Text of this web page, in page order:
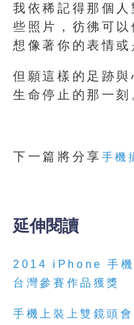
我依稀記得那個
些照片，彷彿可以
想像著你的表情或
但願這樣的足跡與
生命停止的那一刻
下一篇將分享 手機
延伸閱讀
2014 iPhone 手機
台灣參賽作品獲獎
手機上裝上雙鏡頭